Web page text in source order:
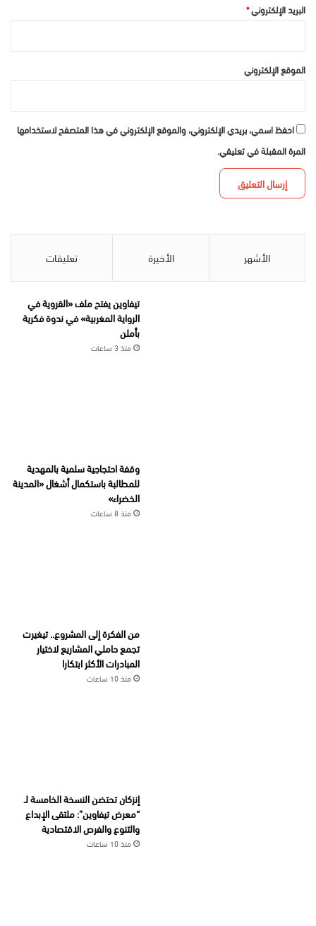
البريد الإلكتروني*
الموقع الإلكتروني
احفظ اسمي، بريدي الإلكتروني، والموقع الإلكتروني في هذا المتصفح لاستخدامها
المرة المقبلة في تعليقي.
الأشهر الأخيرة تعليقات
تيفاوين يفتح ملف «القروية في
الرواية المغربية» في ندوة فكرية
بأملن
منذ 3 ساعات
وقفة احتجاجية سلمية بالمهدية
للمطالبة باستكمال أشغال «المدينة
الخضراء»
منذ 8 ساعات
من الفكرة إلى المشروع.. تيغيرت
تجمع حاملي المشاريع لاختيار
المبادرات الأكثر ابتكارا
منذ 10 ساعات
إنزكان تحتضن النسخة الخامسة لـ
“معرض تيفاوين”: ملتقى الإبداع
والتنوع والفرص الاقتصادية
منذ 10 ساعات